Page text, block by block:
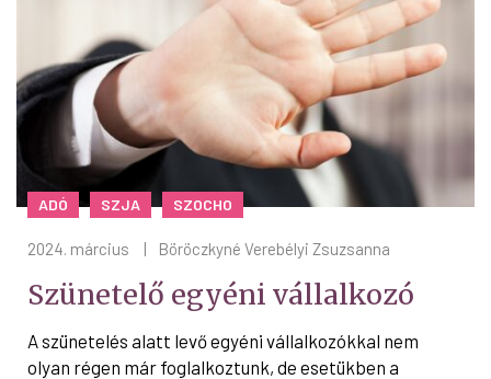
ADÓ SZJA SZOCHO
2024. március Böröczkyné Verebélyi Zsuzsanna
Szünetelő egyéni vállalkozó
A szünetelés alatt levő egyéni vállalkozókkal nem
olyan régen már foglalkoztunk, de esetükben a